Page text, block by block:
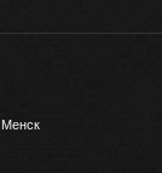
Менск